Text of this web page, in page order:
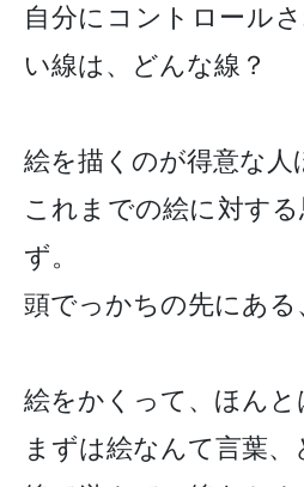
自分にコントロール
い線は、どんな線？
絵を描くのが得意な
これまでの絵に対す
ず。
頭でっかちの先にあ
絵をかくって、ほんと
まずは絵なんて言葉、